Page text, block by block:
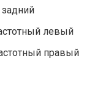
левый
правый